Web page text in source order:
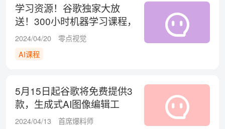
学习资源！谷歌独家大放
送！300小时机器学习课程，
限时免费领取！
2024/04/20
零点视觉
AI课程
5月15日起谷歌将免费提供3
款，生成式AI图像编辑工
具，哪款你最期待？
2024/04/13 首席爆料师